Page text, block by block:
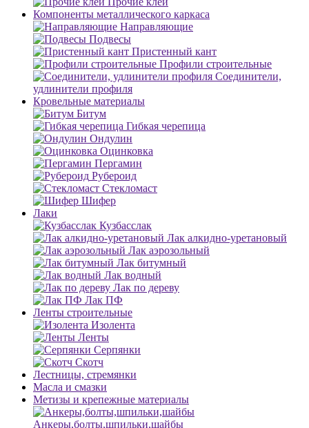
Компоненты металлического каркаса
Направляющие
Подвесы
Пристенный кант
Профили строительные
Соединители,
удлинители профиля
Кровельные материалы
Битум
Гибкая черепица
Ондулин
Оцинковка
Пергамин
Рубероид
Стекломаст
Шифер
Лаки
Кузбасслак
Лак алкидно-уретановый
Лак аэрозольный
Лак битумный
Лак водный
Лак по дереву
Лак ПФ
Ленты строительные
Изолента
Ленты
Серпянки
Скотч
Лестницы, стремянки
Масла и смазки
Метизы и крепежные материалы
Анкеры,болты,шпильки,шайбы